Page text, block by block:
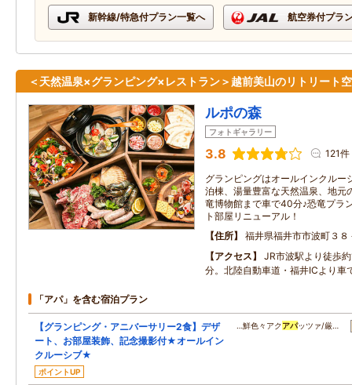
新幹線/特急付プラン一覧へ 航空券付プラ
＜天然温泉×グランピング×レストラン＞越前美山のリトリート
ルポの森
フォトギャラリー
3.8 121件
グランピングはオールインクルー
泊棟、湯量豊富な天然温泉、地元
竜博物館まで車で40分♪恐竜プラ
ト部屋リニューアル！
住所
福井県福井市市波町３８
アクセス
JR市波駅より徒歩
分。北陸自動車道・福井ICより車
「アパ」を含む宿泊プラン
【グランピング・アニバーサリー2食】デザ
ート、お部屋装飾、記念撮影付★オールイン
クルーシブ★
ポイントUP
…鮮色々アクアパッツァ/厳…